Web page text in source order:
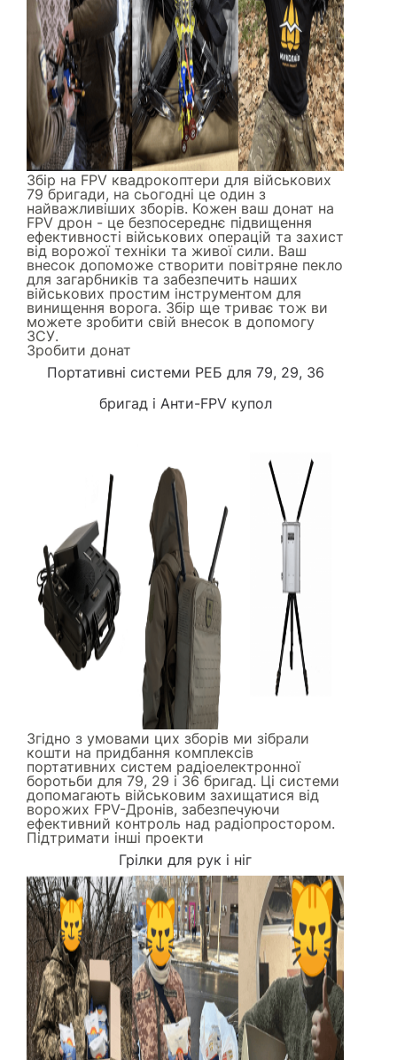
Збір на FPV квадрокоптери для військових
79 бригади, на сьогодні це один з
найважливіших зборів. Кожен ваш донат на
FPV дрон - це безпосереднє підвищення
ефективності військових операцій та захист
від ворожої техніки та живої сили. Ваш
внесок допоможе створити повітряне пекло
для загарбників та забезпечить наших
військових простим інструментом для
винищення ворога. Збір ще триває тож ви
можете зробити свій внесок в допомогу
ЗСУ.
Зробити донат
Портативні системи РЕБ для 79, 29, 36
бригад і Анти-FPV купол
Згідно з умовами цих зборів ми зібрали
кошти на придбання комплексів
портативних систем радіоелектронної
боротьби для 79, 29 і 36 бригад. Ці системи
допомагають військовим захищатися від
ворожих FPV-Дронів, забезпечуючи
ефективний контроль над радіопростором.
Підтримати інші проекти
Грілки для рук і ніг